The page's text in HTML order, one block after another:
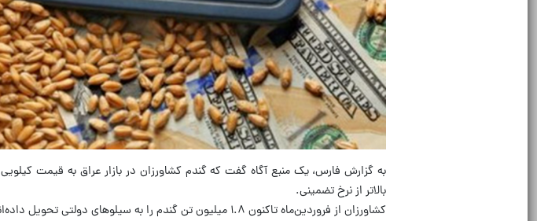
بالاتر از نرخ تضمینی.
کشاورزان از فروردین‌ماه تاکنون ۱.۸ میلیون تن گندم را به سیلوهای دولتی تحویل داده‌اند، اما به گفته آن‌ها هنوز ریالی دریافت نکرده‌اند.